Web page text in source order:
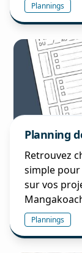
Plannings
Planning
Retrouvez
simple
sur vos
Plannings